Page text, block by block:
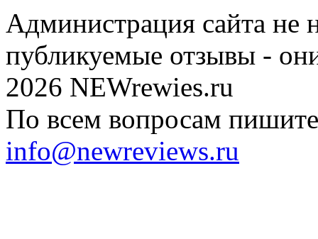
Администрация сайта не
публикуемые отзывы -
2026 NEWrewies.ru
По всем вопросам
info@newreviews.ru